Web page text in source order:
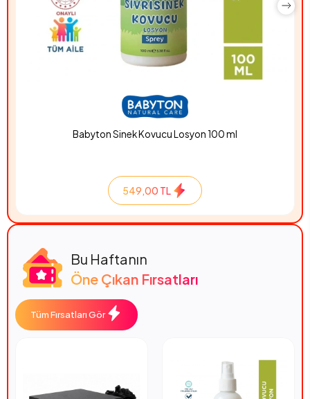
Babyton Sinek Kovucu Losyon 100 ml
549,00 TL
Bu Haftanın
Öne Çıkan Fırsatları
Tüm Fırsatları Gör